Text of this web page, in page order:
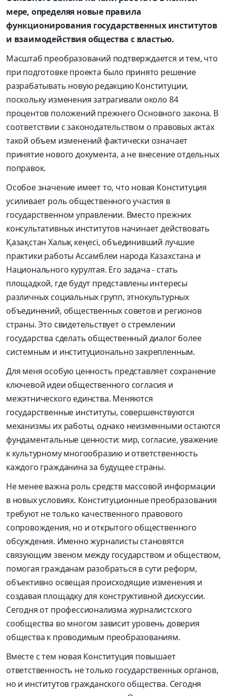
мере, определяя новые правила
функционирования государственных институтов
и взаимодействия общества с властью.
Масштаб преобразований подтверждается и тем, что
при подготовке проекта было принято решение
разрабатывать новую редакцию Конституции,
поскольку изменения затрагивали около 84
процентов положений прежнего Основного закона. В
соответствии с законодательством о правовых актах
такой объем изменений фактически означает
принятие нового документа, а не внесение отдельных
поправок.
Особое значение имеет то, что новая Конституция
усиливает роль общественного участия в
государственном управлении. Вместо прежних
консультативных институтов начинает действовать
Қазақстан Халық кеңесі, объединивший лучшие
практики работы Ассамблеи народа Казахстана и
Национального курултая. Его задача - стать
площадкой, где будут представлены интересы
различных социальных групп, этнокультурных
объединений, общественных советов и регионов
страны. Это свидетельствует о стремлении
государства сделать общественный диалог более
системным и институционально закрепленным.
Для меня особую ценность представляет сохранение
ключевой идеи общественного согласия и
межэтнического единства. Меняются
государственные институты, совершенствуются
механизмы их работы, однако неизменными остаются
фундаментальные ценности: мир, согласие, уважение
к культурному многообразию и ответственность
каждого гражданина за будущее страны.
Не менее важна роль средств массовой информации
в новых условиях. Конституционные преобразования
требуют не только качественного правового
сопровождения, но и открытого общественного
обсуждения. Именно журналисты становятся
связующим звеном между государством и обществом,
помогая гражданам разобраться в сути реформ,
объективно освещая происходящие изменения и
создавая площадку для конструктивной дискуссии.
Сегодня от профессионализма журналистского
сообщества во многом зависит уровень доверия
общества к проводимым преобразованиям.
Вместе с тем новая Конституция повышает
ответственность не только государственных органов,
но и институтов гражданского общества. Сегодня